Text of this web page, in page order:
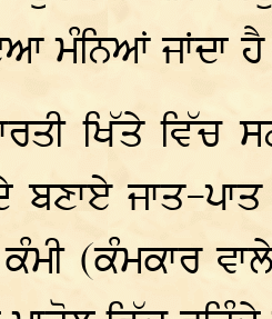
ਮੰਨਿਆਂ ਜਾਂਦਾ
ਖਿੱਤੇ ਵਿੱਚ
ਬਣਾਏ ਜਾਤ-
(ਕੰਮਕਾਰ